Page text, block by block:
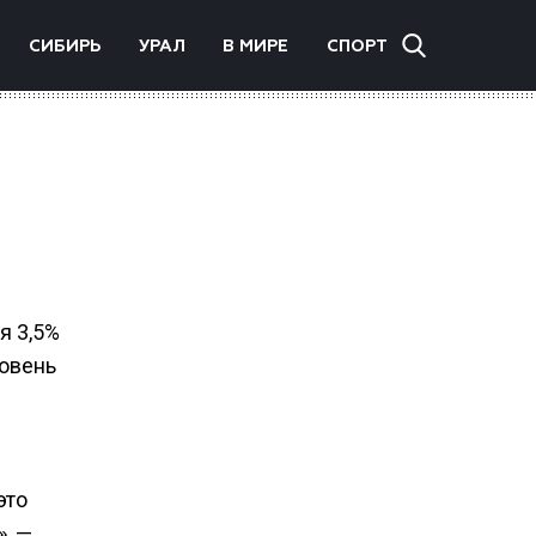
СИБИРЬ УРАЛ В МИРЕ СПОРТ
3,5%